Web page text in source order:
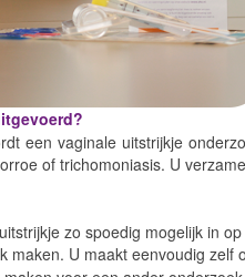
een vaginale uitstrijkje
of trichomoniasis. U
zo spoedig mogelijk in
maken. U maakt eenvoudig